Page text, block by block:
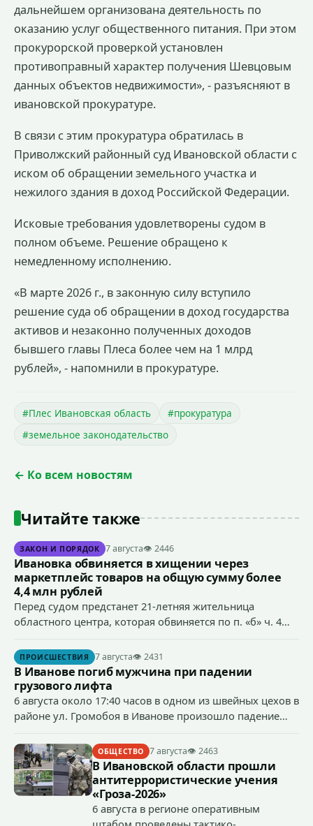
дальнейшем организована деятельность по
оказанию услуг общественного питания. При этом
прокурорской проверкой установлен
противоправный характер получения Шевцовым
данных объектов недвижимости», - разъясняют в
ивановской прокуратуре.
В связи с этим прокуратура обратилась в
Приволжский районный суд Ивановской области с
иском об обращении земельного участка и
нежилого здания в доход Российской Федерации.
Исковые требования удовлетворены судом в
полном объеме. Решение обращено к
немедленному исполнению.
«В марте 2026 г., в законную силу вступило
решение суда об обращении в доход государства
активов и незаконно полученных доходов
бывшего главы Плеса более чем на 1 млрд
рублей», - напомнили в прокуратуре.
#Плес Ивановская область
#прокуратура
#земельное законодательство
← Ко всем новостям
Читайте также
ЗАКОН И ПОРЯДОК 7 августа👁 2446
Ивановка обвиняется в хищении через
маркетплейс товаров на общую сумму более
4,4 млн рублей
Перед судом предстанет 21-летняя жительница
областного центра, которая обвиняется по п. «б» ч. 4
сумму более 4,4 млн рублей через маркетплейс.
ПРОИСШЕСТВИЯ 7 августа👁 2431
В Иванове погиб мужчина при падении
грузового лифта
6 августа около 17:40 часов в одном из швейных цехов в
районе ул. Громобоя в Иванове произошло падение
ОБЩЕСТВО 7 августа👁 2463
В Ивановской области прошли
антитеррористические учения
«Гроза-2026»
6 августа в регионе оперативным